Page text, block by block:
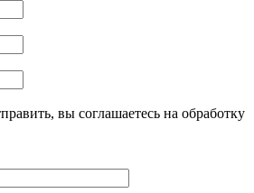
вы соглашаетесь на обработку